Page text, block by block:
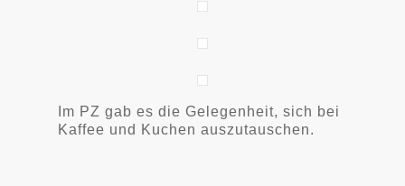
Im PZ gab es die Gelegenheit, sich bei
Kaffee und Kuchen auszutauschen.